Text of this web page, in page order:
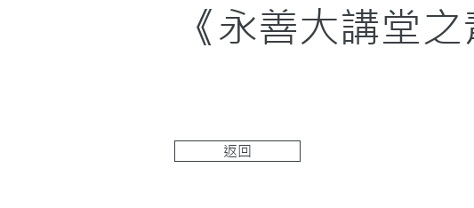
《永善大講堂
返回